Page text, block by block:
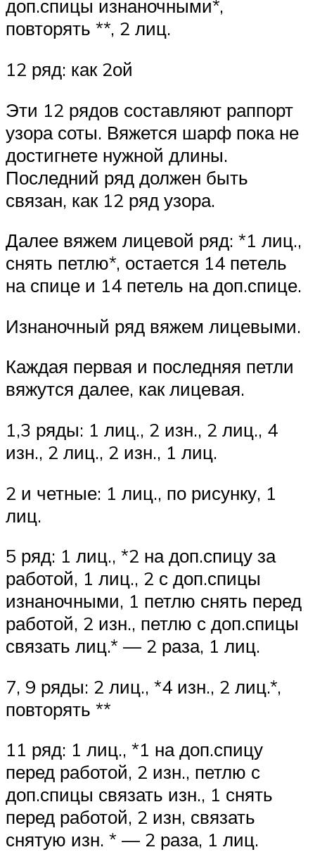
доп.спицы изнаночными*,
повторять **, 2 лиц.
12 ряд: как 2ой
Эти 12 рядов составляют раппорт
узора соты. Вяжется шарф пока не
достигнете нужной длины.
Последний ряд должен быть
связан, как 12 ряд узора.
Далее вяжем лицевой ряд: *1 лиц.,
снять петлю*, остается 14 петель
на спице и 14 петель на доп.спице.
Изнаночный ряд вяжем лицевыми.
Каждая первая и последняя петли
вяжутся далее, как лицевая.
1,3 ряды: 1 лиц., 2 изн., 2 лиц., 4
изн., 2 лиц., 2 изн., 1 лиц.
2 и четные: 1 лиц., по рисунку, 1
лиц.
5 ряд: 1 лиц., *2 на доп.спицу за
работой, 1 лиц., 2 с доп.спицы
изнаночными, 1 петлю снять перед
работой, 2 изн., петлю с доп.спицы
связать лиц.* — 2 раза, 1 лиц.
7, 9 ряды: 2 лиц., *4 изн., 2 лиц.*,
повторять **
11 ряд: 1 лиц., *1 на доп.спицу
перед работой, 2 изн., петлю с
доп.спицы связать изн., 1 снять
перед работой, 2 изн, связать
снятую изн. * — 2 раза, 1 лиц.